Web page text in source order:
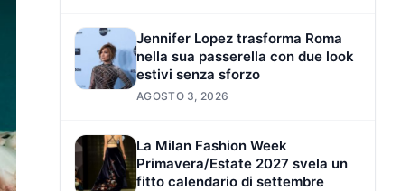
Jennifer Lopez trasforma Roma
nella sua passerella con due look
estivi senza sforzo
AGOSTO 3, 2026
La Milan Fashion Week
Primavera/Estate 2027 svela un
fitto calendario di settembre